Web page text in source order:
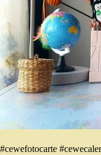
#cewefotocarte